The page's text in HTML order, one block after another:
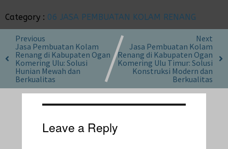
Category : 06 JASA PEMBUATAN KOLAM RENANG
Previous
Jasa Pembuatan Kolam
Renang di Kabupaten Ogan
Komering Ulu: Solusi
Hunian Mewah dan
Berkualitas
Next
Jasa Pembuatan Kolam
Renang di Kabupaten Ogan
Komering Ulu Timur: Solusi
Konstruksi Modern dan
Berkualitas
Leave a Reply